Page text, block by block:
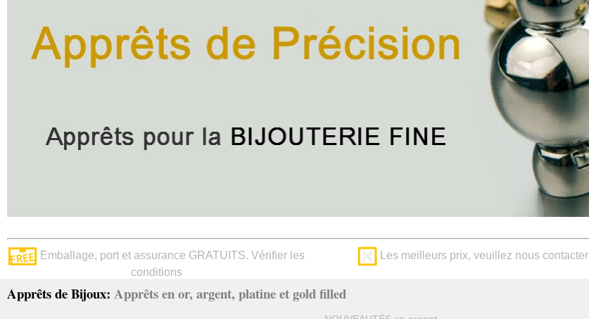
Emballage, port et assurance GRATUITS. Vérifier les
conditions
Les meilleurs prix, veuillez nous contacter
Apprêts de Bijoux: Apprêts en or, argent, platine et gold filled